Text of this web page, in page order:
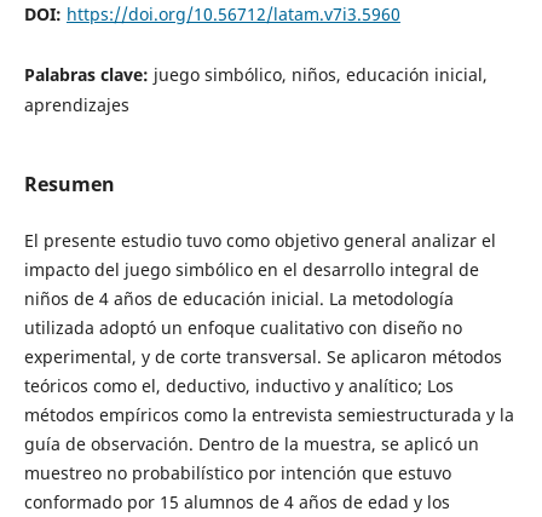
DOI: https://doi.org/10.56712/latam.v7i3.5960
Palabras clave: juego simbólico, niños, educación inicial,
aprendizajes
Resumen
El presente estudio tuvo como objetivo general analizar el
impacto del juego simbólico en el desarrollo integral de
niños de 4 años de educación inicial. La metodología
utilizada adoptó un enfoque cualitativo con diseño no
experimental, y de corte transversal. Se aplicaron métodos
teóricos como el, deductivo, inductivo y analítico; Los
métodos empíricos como la entrevista semiestructurada y la
guía de observación. Dentro de la muestra, se aplicó un
muestreo no probabilístico por intención que estuvo
conformado por 15 alumnos de 4 años de edad y los